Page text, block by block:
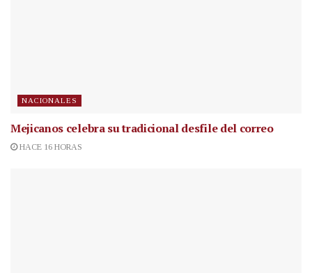
NACIONALES
Mejicanos celebra su tradicional desfile del correo
HACE 16 HORAS